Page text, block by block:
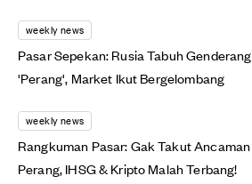
weekly news
Pasar Sepekan: Rusia Tabuh Genderang
'Perang', Market Ikut Bergelombang
weekly news
Rangkuman Pasar: Gak Takut Ancaman
Perang, IHSG & Kripto Malah Terbang!